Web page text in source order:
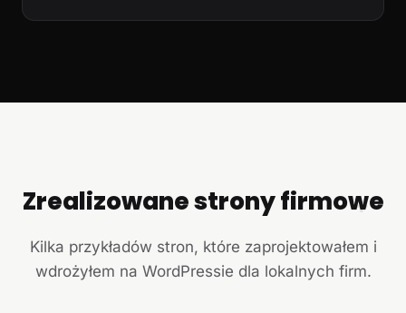
+
Zrealizowane strony firmowe
Kilka przykładów stron, które zaprojektowałem i
wdrożyłem na WordPressie dla lokalnych firm.